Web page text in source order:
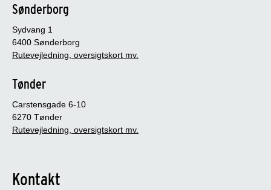
Sønderborg
Sydvang 1
6400 Sønderborg
Rutevejledning, oversigtskort mv.
Tønder
Carstensgade 6-10
6270 Tønder
Rutevejledning, oversigtskort mv.
Kontakt